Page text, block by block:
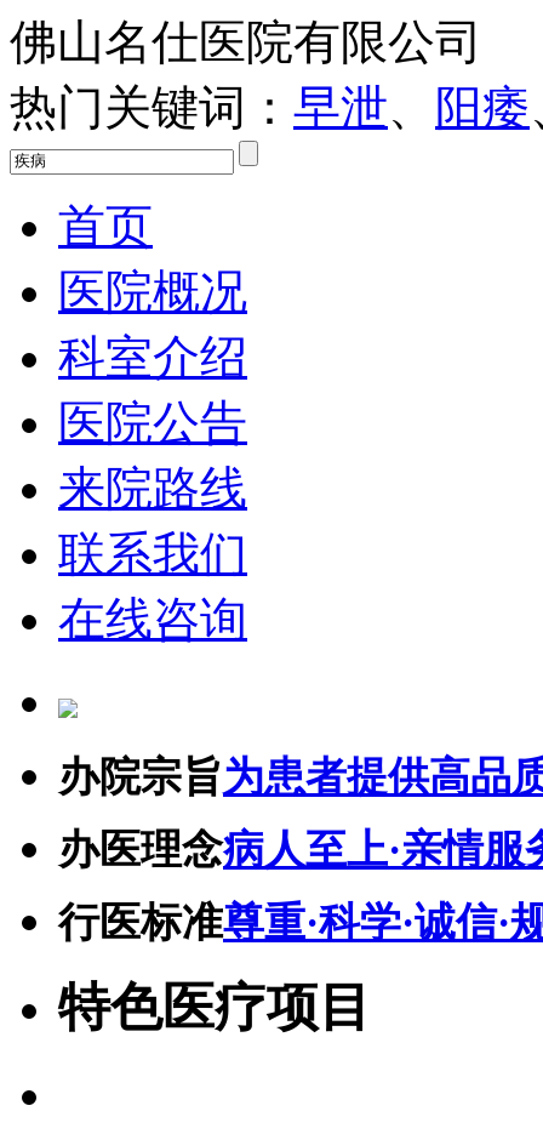
佛山名仕医院有限公司
热门关键词： 早泄、 阳痿
首页
医院概况
科室介绍
医院公告
来院路线
联系我们
在线咨询
办院宗旨为患者提供高品
办医理念病人至上·亲情服
行医标准尊重·科学·诚信·
特色医疗项目